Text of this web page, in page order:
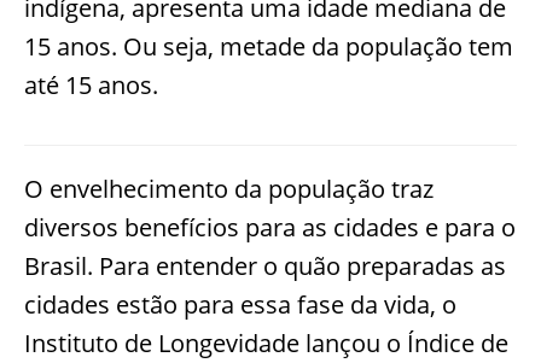
indígena, apresenta uma idade mediana de
15 anos. Ou seja, metade da população tem
até 15 anos.
O envelhecimento da população traz
diversos benefícios para as cidades e para o
Brasil. Para entender o quão preparadas as
cidades estão para essa fase da vida, o
Instituto de Longevidade lançou o Índice de